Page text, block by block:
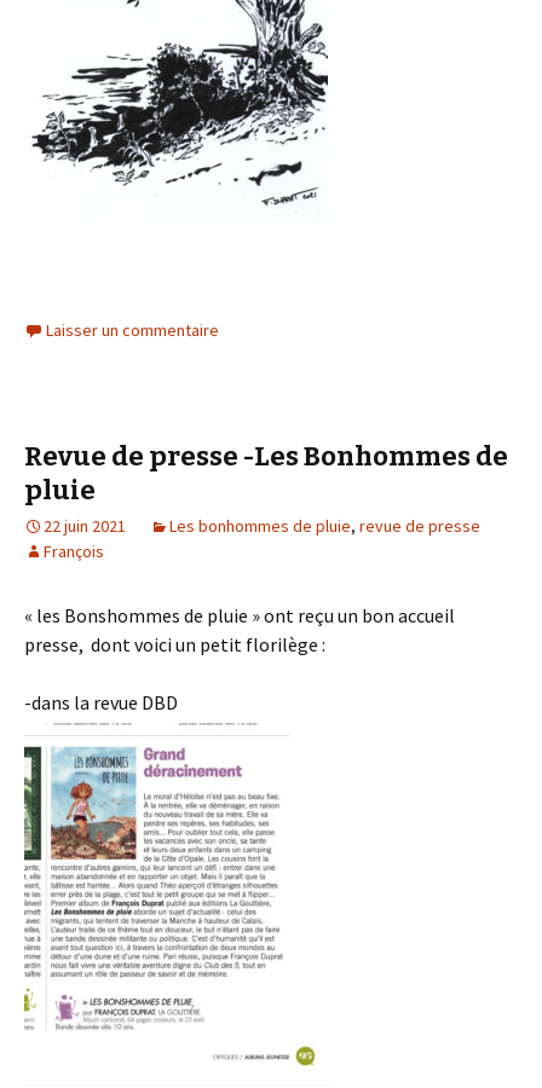
Laisser un commentaire
Revue de presse -Les Bonhommes de
pluie
22 juin 2021 Les bonhommes de pluie, revue de presse
François
« les Bonshommes de pluie » ont reçu un bon accueil
presse, dont voici un petit florilège :
-dans la revue DBD